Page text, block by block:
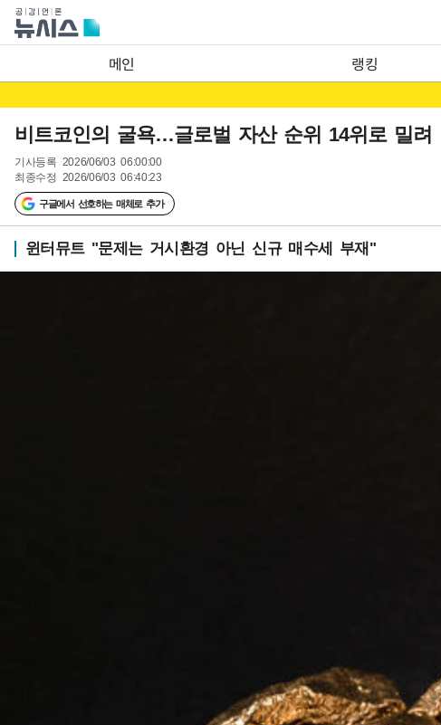
메인 랭킹
비트코인의 굴욕…글로벌 자산 순위 14위로 밀려
기사등록 2026/06/03 06:00:00
최종수정 2026/06/03 06:40:23
구글에서 선호하는 매체로 추가
윈터뮤트 "문제는 거시환경 아닌 신규 매수세 부재"